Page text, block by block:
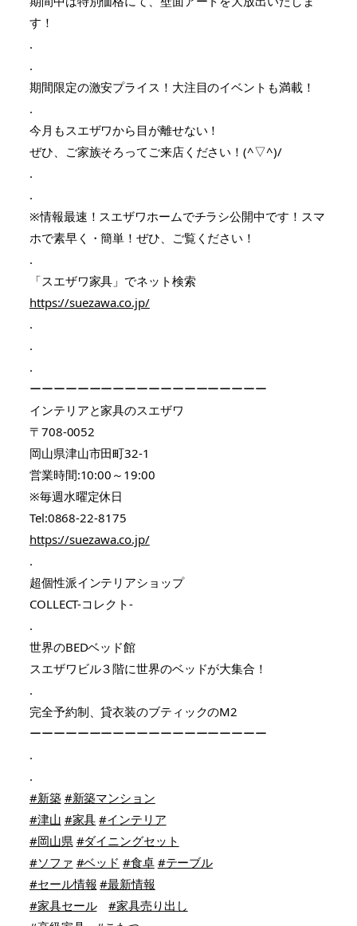
す！
.
.
期間限定の激安プライス！大注目のイベントも満載！
.
今月もスエザワから目が離せない！
ぜひ、ご家族そろってご来店ください！(^▽^)/
.
.
※情報最速！スエザワホームでチラシ公開中です！スマ
ホで素早く・簡単！ぜひ、ご覧ください！
.
「スエザワ家具」でネット検索
https://suezawa.co.jp/
.
.
.
ーーーーーーーーーーーーーーーーーーーー
インテリアと家具のスエザワ
〒708-0052
岡山県津山市田町32-1
営業時間:10:00～19:00
※毎週水曜定休日
Tel:0868-22-8175
https://suezawa.co.jp/
.
超個性派インテリアショップ
COLLECT-コレクト-
.
世界のBEDベッド館
スエザワビル３階に世界のベッドが大集合！
.
完全予約制、貸衣装のブティックのM2
ーーーーーーーーーーーーーーーーーーーー
.
.
#新築 #新築マンション
#津山 #家具 #インテリア
#岡山県 #ダイニングセット
#ソファ #ベッド #食卓 #テーブル
#セール情報 #最新情報
#家具セール
#家具売り出し